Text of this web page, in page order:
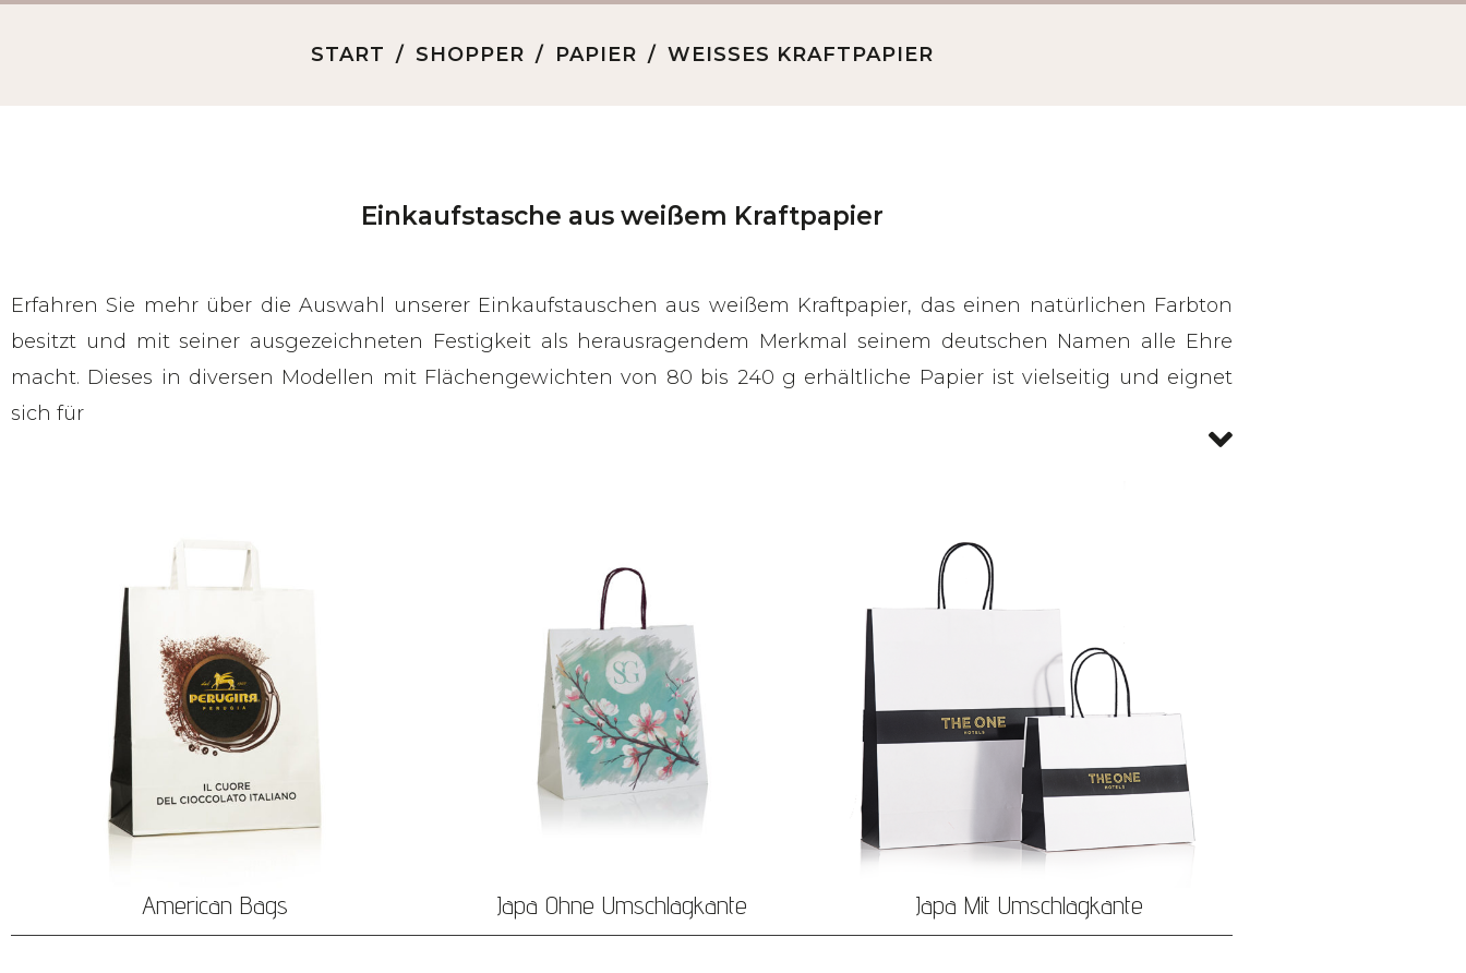
START SHOPPER PAPIER WEISSES KRAFTPAPIER
Einkaufstasche aus weißem Kraftpapier
Erfahren Sie mehr über die Auswahl unserer Einkaufstauschen aus weißem Kraftpapier, das einen natürlichen Farbton
besitzt und mit seiner ausgezeichneten Festigkeit als herausragendem Merkmal seinem deutschen Namen alle Ehre
macht. Dieses in diversen Modellen mit Flächengewichten von 80 bis 240 g erhältliche Papier ist vielseitig und eignet
sich für
American Bags Japa Ohne Umschlagkante Japa Mit Umschlagkante